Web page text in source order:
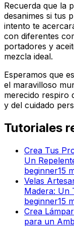
Recuerda que la
desanimes si tus
intento te
con diferentes
portadores y
mezcla ideal.
Esperamos que
el maravilloso
merecido respiro
y del cuidado
Tutoriales
Crea Tus
Un
beginner15
Velas
Madera: Un
beginner15
Crea
para un